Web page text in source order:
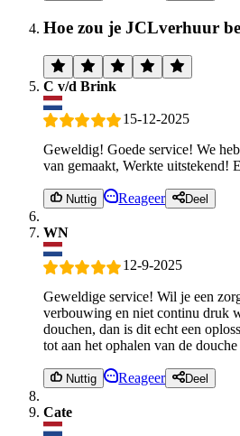
Hoe zou je JCLverhuur
C v/d Brink
15-12-2025
Geweldig! Goede service! We
van gemaakt, Werkte uitstekend!
Nuttig Reageer Deel
WN
12-9-2025
Geweldige service! Wil je een
verbouwing en niet continu druk
douchen, dan is dit echt een
tot aan het ophalen van de douche
Nuttig Reageer Deel
Cate